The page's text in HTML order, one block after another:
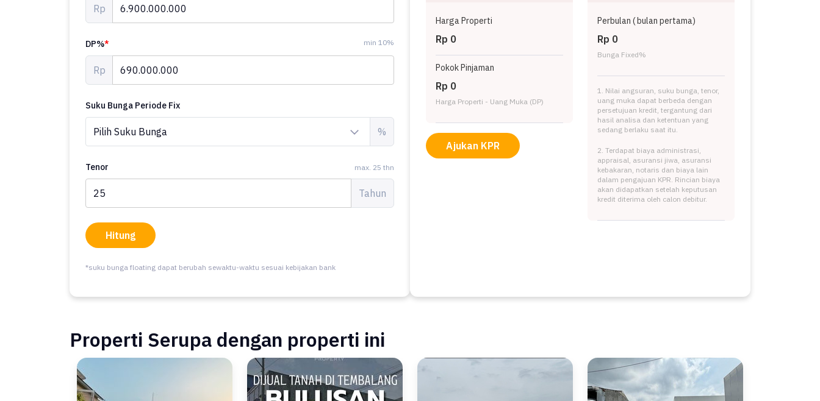
Rp
DP%* min 10%
Rp
Suku Bunga Periode Fix
%
Tenor max. 25 thn
Tahun
Hitung
*suku bunga floating dapat berubah sewaktu-waktu sesuai kebijakan bank
Harga Properti
Rp 0
Pokok Pinjaman
Rp 0
Harga Properti - Uang Muka (DP)
Ajukan KPR
Perbulan (bulan pertama)
Rp 0
Bunga Fixed%
1. Nilai angsuran, suku bunga, tenor,
uang muka dapat berbeda dengan
persetujuan kredit, tergantung dari
hasil analisa dan ketentuan yang
sedang berlaku saat itu.
2. Terdapat biaya administrasi,
appraisal, asuransi jiwa, asuransi
kebakaran, notaris dan biaya lain
dalam pengajuan KPR. Rincian biaya
akan didapatkan setelah keputusan
kredit diterima oleh calon debitur.
Properti Serupa dengan properti ini